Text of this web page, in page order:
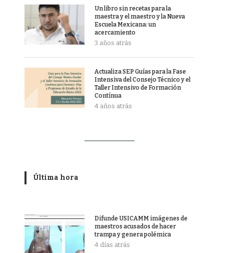
Un libro sin recetas para la
maestra y el maestro y la Nueva
Escuela Mexicana: un
acercamiento
3 años atrás
Actualiza SEP Guías para la Fase
Intensiva del Consejo Técnico y el
Taller Intensivo de Formación
Contínua
4 años atrás
Última hora
Difunde USICAMM imágenes de
maestros acusados de hacer
trampa y genera polémica
4 días atrás